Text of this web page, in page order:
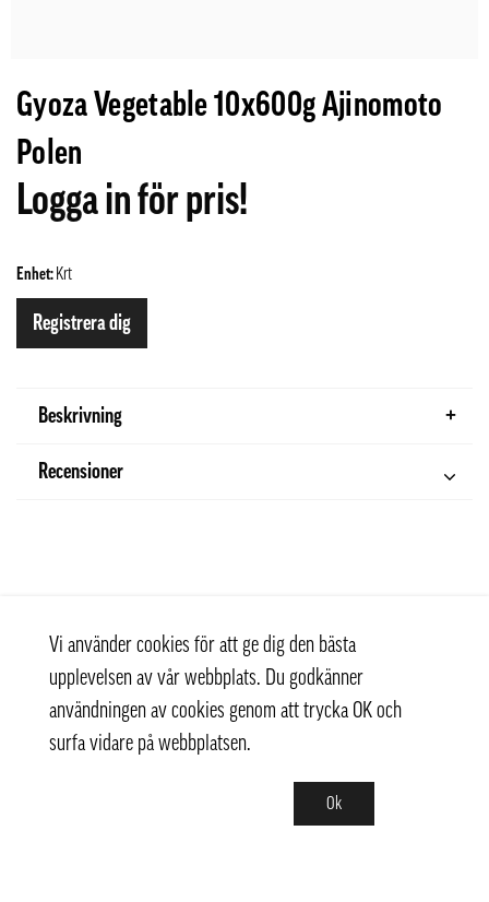
Gyoza Vegetable 10x600g Ajinomoto
Polen
Logga in för pris!
Enhet: Krt
Registrera dig
Beskrivning
Recensioner
Vi använder cookies för att ge dig den bästa
upplevelsen av vår webbplats. Du godkänner
användningen av cookies genom att trycka OK och
surfa vidare på webbplatsen.
Ok